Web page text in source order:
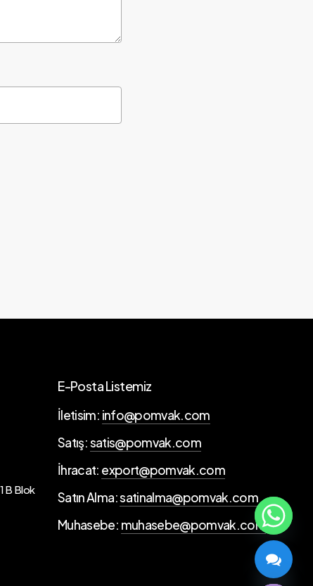
B Blok
E-Posta Listemiz
İletisim: info@pomvak.com
Satış:satis@pomvak.com
İhracat: export@pomvak.com
Satın Alma:satinalma@pomvak.com
Muhasebe: muhasebe@pomvak.com
Hide
chaty